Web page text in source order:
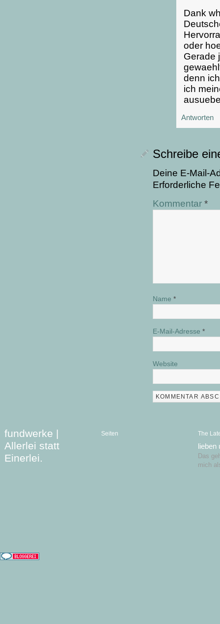
Dank
oder
Gerade
denn
ich
Antworten
Schreibe
Deine E-Mail-
Erforderliche
Kommentar *
Name *
E-Mail-Adresse *
Website
fundwerke |
Allerlei statt
Einerlei.
Seiten The
lieben
Das
mich